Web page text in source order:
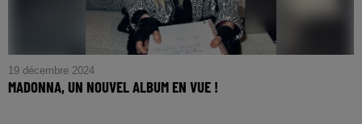
19 décembre 2024
MADONNA, UN NOUVEL ALBUM EN VUE !